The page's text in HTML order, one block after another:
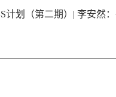
S计划（第二期）| 李安然